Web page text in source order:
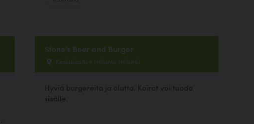
Stone's Beer and Burger
Keskuskatu 4 Helsinki, Helsinki
Hyviä burgereita ja olutta. Koirat voi tuoda
sisälle.